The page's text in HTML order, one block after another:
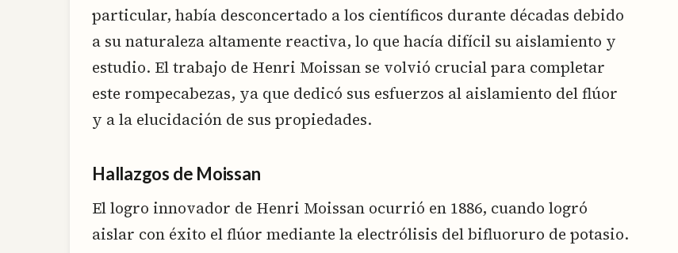
particular, había desconcertado a los científicos durante décadas debido
a su naturaleza altamente reactiva, lo que hacía difícil su aislamiento y
estudio. El trabajo de Henri Moissan se volvió crucial para completar
este rompecabezas, ya que dedicó sus esfuerzos al aislamiento del flúor
y a la elucidación de sus propiedades.
Hallazgos de Moissan
El logro innovador de Henri Moissan ocurrió en 1886, cuando logró
aislar con éxito el flúor mediante la electrólisis del bifluoruro de potasio.